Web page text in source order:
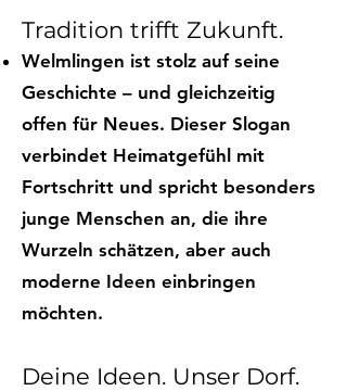
Tradition trifft Zukunft.
Welmlingen ist stolz auf seine
Geschichte – und gleichzeitig
offen für Neues. Dieser Slogan
verbindet Heimatgefühl mit
Fortschritt und spricht besonders
junge Menschen an, die ihre
Wurzeln schätzen, aber auch
moderne Ideen einbringen
möchten.
Deine Ideen. Unser Dorf.